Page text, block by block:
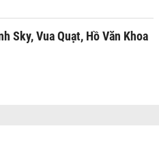
Sky, Vua Quạt, Hồ Văn Khoa